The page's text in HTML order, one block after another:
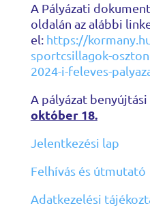
A Pályázati
oldalán az alábbi
el: https://
sportcsillagok-
2024-i-feleves-
A pályázat
október 18.
Jelentkezési lap
Felhívás és útmutató
Adatkezelési